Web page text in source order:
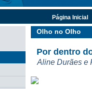
Olho no Olho
Por dentro
Aline Durães e
Página Inicial